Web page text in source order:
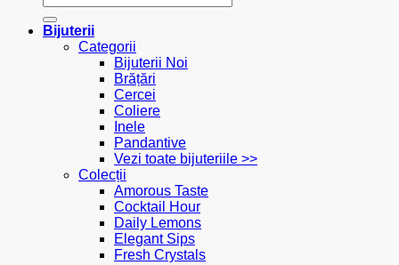
Bijuterii
Categorii
Bijuterii Noi
Brățări
Cercei
Coliere
Inele
Pandantive
Vezi toate bijuteriile >>
Colecții
Amorous Taste
Cocktail Hour
Daily Lemons
Elegant Sips
Fresh Crystals